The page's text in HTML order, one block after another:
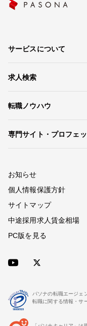
サービスについて
求人検索
転職ノウハウ
専門サイト・プロフェ
お知らせ
個人情報保護方針
サイトマップ
中途採用求人賃金相場
PC版を見る
パソナの転職エージェ
転職に関する情報・サ